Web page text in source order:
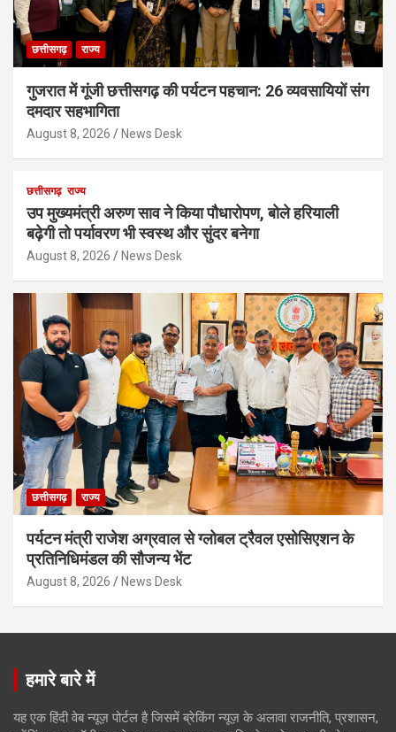
छत्तीसगढ़ राज्य
गुजरात में गूंजी छत्तीसगढ़ की पर्यटन पहचान: 26 व्यवसायियों संग
दमदार सहभागिता
August 8, 2026 News Desk
छत्तीसगढ़ राज्य
उप मुख्यमंत्री अरुण साव ने किया पौधारोपण, बोले हरियाली
बढ़ेगी तो पर्यावरण भी स्वस्थ और सुंदर बनेगा
August 8, 2026 News Desk
छत्तीसगढ़ राज्य
पर्यटन मंत्री राजेश अग्रवाल से ग्लोबल ट्रैवल एसोसिएशन के
प्रतिनिधिमंडल की सौजन्य भेंट
August 8, 2026 News Desk
हमारे बारे में
यह एक हिंदी वेब न्यूज़ पोर्टल है जिसमें ब्रेकिंग न्यूज़ के अलावा राजनीति, प्रशासन,